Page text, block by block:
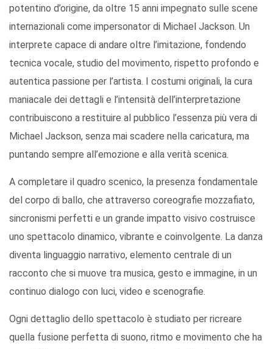
potentino d’origine, da oltre 15 anni impegnato sulle scene
internazionali come impersonator di Michael Jackson. Un
interprete capace di andare oltre l’imitazione, fondendo
tecnica vocale, studio del movimento, rispetto profondo e
autentica passione per l’artista. I costumi originali, la cura
maniacale dei dettagli e l’intensità dell’interpretazione
contribuiscono a restituire al pubblico l’essenza più vera di
Michael Jackson, senza mai scadere nella caricatura, ma
puntando sempre all’emozione e alla verità scenica.
A completare il quadro scenico, la presenza fondamentale
del corpo di ballo, che attraverso coreografie mozzafiato,
sincronismi perfetti e un grande impatto visivo costruisce
uno spettacolo dinamico, vibrante e coinvolgente. La danza
diventa linguaggio narrativo, elemento centrale di un
racconto che si muove tra musica, gesto e immagine, in un
continuo dialogo con luci, video e scenografie.
Ogni dettaglio dello spettacolo è studiato per ricreare
quella fusione perfetta di suono, ritmo e movimento che ha